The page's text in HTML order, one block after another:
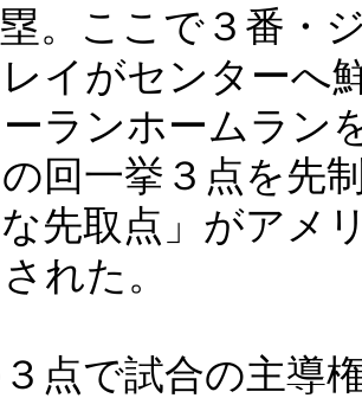
。ここで３番・
イがセンターへ
ランホームラン
回一挙３点を先
な先取点」がアメ
れた。
点で試合の主導